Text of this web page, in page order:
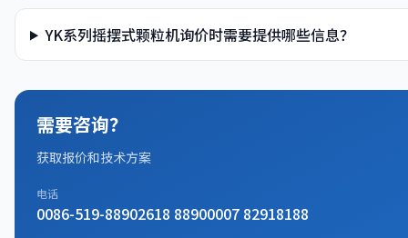
YK系列摇摆式颗粒机询价时需要提供哪些信息？
需要咨询？
获取报价和技术方案
电话
0086-519-88902618 88900007 82918188